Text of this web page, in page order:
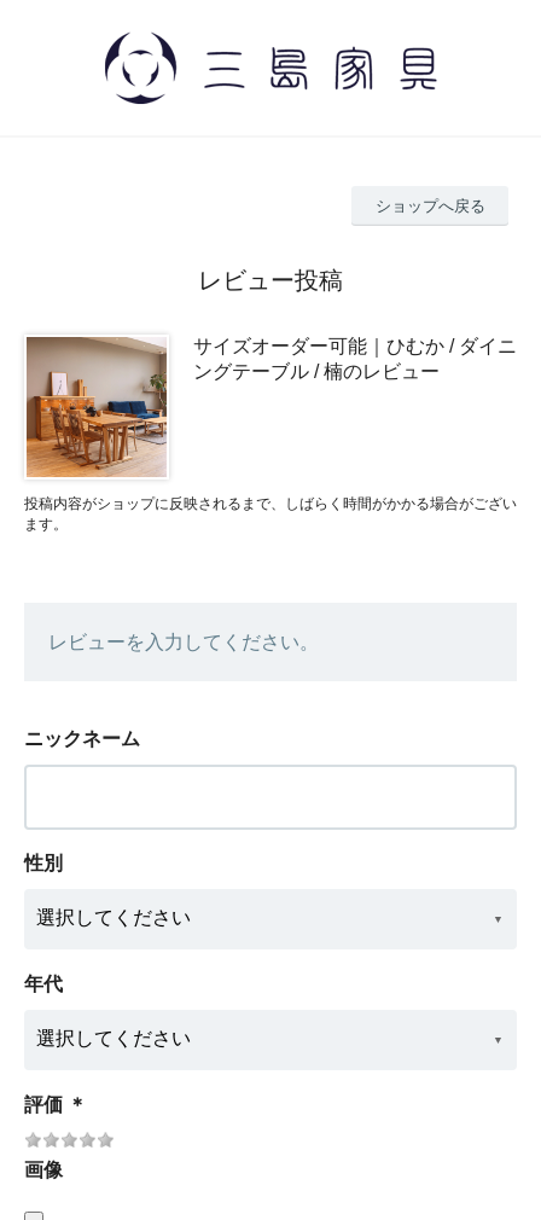
ショップへ戻る
レビュー投稿
サイズオーダー可能｜ひむか / ダイニ
ングテーブル / 楠のレビュー
投稿内容がショップに反映されるまで、しばらく時間がかかる場合がござい
ます。
レビューを入力してください。
ニックネーム
性別
年代
評価 ＊
画像